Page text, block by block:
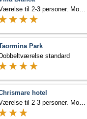
Værelse til 2-3 personer. Morgenmad
Park
Dobbeltværelse standard
hotel
Værelse til 2-3 personer. Morgenmad